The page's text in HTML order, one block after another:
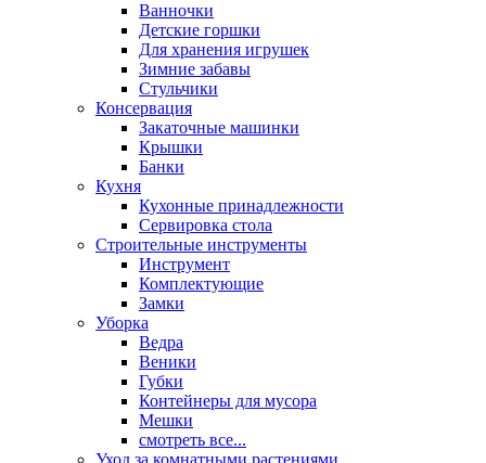
Ванночки
Детские горшки
Для хранения игрушек
Зимние забавы
Стульчики
Консервация
Закаточные машинки
Крышки
Банки
Кухня
Кухонные принадлежности
Сервировка стола
Строительные инструменты
Инструмент
Комплектующие
Замки
Уборка
Ведра
Веники
Губки
Контейнеры для мусора
Мешки
смотреть все...
Уход за комнатными растениями